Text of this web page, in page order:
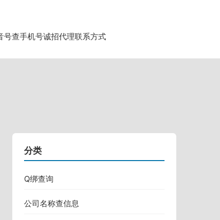
号查手机号诚招代理联系方式
分类
Q绑查询
公司名称查信息